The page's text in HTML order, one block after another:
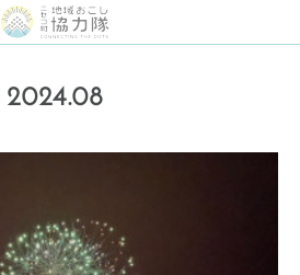
2024.08